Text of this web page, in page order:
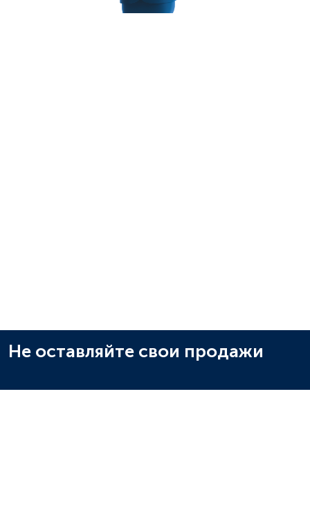
Не оставляйте свои продажи